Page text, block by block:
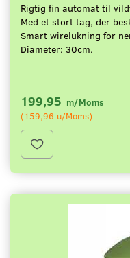
Rigtig fin automat til
Med et stort tag, der
Smart wirelukning for
Diameter: 30cm.
199,95 m/Moms
(159,96 u/Moms)